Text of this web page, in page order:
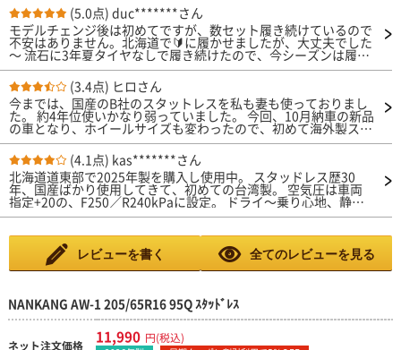
(5.0点) duc*******さん
モデルチェンジ後は初めてですが、数セット履き続けているので
不安はありません。北海道で🔰に履かせましたが、大丈夫でした
～ 流石に3年夏タイヤなしで履き続けたので、今シーズンは履き
替えました 今回は、HIACEにも装着です（2回目）
(3.4点) ヒロさん
今までは、国産のB社のスタットレスを私も妻も使っておりまし
た。 約4年位使いかなり弱っていました。 今回、10月納車の新品
の車となり、ホイールサイズも変わったので、初めて海外製スタ
ットレスを購入しました。雪は滅多に降らないけど。凍結が心配
で毎年サマーとスタットレスを交換してます。長持ちしてくれた
ら、嬉しいです。妻の車なので、評価は、私も感覚ですので、当
てにしないで下さい。シーズン終わったらまた、感想コメしま
す。
(4.1点) kas*******さん
北海道道東部で2025年製を購入し使用中。 スタッドレス歴30
年、国産ばかり使用してきて、初めての台湾製。 空気圧は車両
指定+20の、F250／R240kPaに設定。 ドライ～乗り心地、静粛
性、燃費は素晴らしいが、少し柔らかすぎか。 ウエット～細め
～水分多く重いのは苦手。低温で雪に近いものは無問題。 新雪
（深雪）～しっかり雪を噛み、駆動力が強い。スタックもしにく
らかいコンパウンドが生きる。ツルッツルのミラーバーンでもス
い。実際、ABSやVSCの出番が激減。国産トップブランド製品
の、効いて効いていきなりスパーンと滑る（スッポ抜ける）、あ
のイヤな癖が無いのはとても素晴らしい。 総評～ アスファルト
が見える時は並だが、根雪になり氷と雪に覆われると本領を発揮
レビューを書く 全てのレビューを見る
NANKANG AW-1 205/65R16 95Q ｽﾀｯﾄﾞﾚｽ
ネット注文価格 11,990 円(税込)